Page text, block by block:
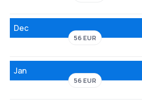
Dec
56 EUR
Jan
56 EUR